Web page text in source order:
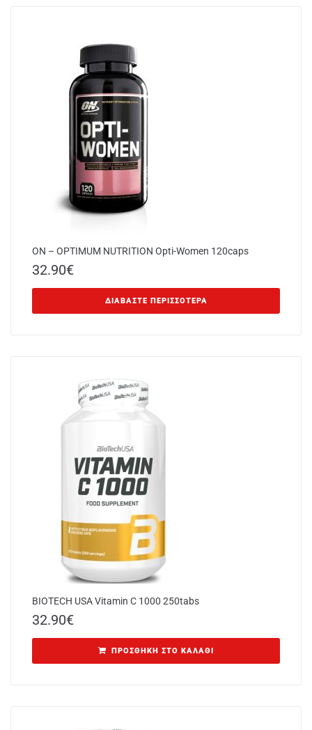
ON – OPTIMUM NUTRITION Opti-Women 120caps
32.90€
ΔΙΑΒΆΣΤΕ ΠΕΡΙΣΣΌΤΕΡΑ
BIOTECH USA Vitamin C 1000 250tabs
32.90€
ΠΡΟΣΘΉΚΗ ΣΤΟ ΚΑΛΆΘΙ